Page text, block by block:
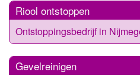
Riool ontstoppen
Ontstoppingsbedrijf in
Gevelreinigen